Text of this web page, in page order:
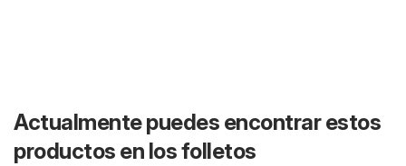
Actualmente puedes encontrar estos
productos en los folletos